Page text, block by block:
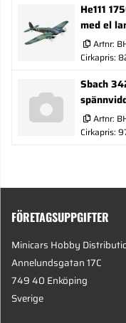
He111
med el
Artnr:
Cirkapris:
Sbach
Artnr:
Cirkapris:
FÖRETAGSUPPGIFTER
Minicars Hobby
Annelundsgatan 17C
749 40 Enköping
Sverige